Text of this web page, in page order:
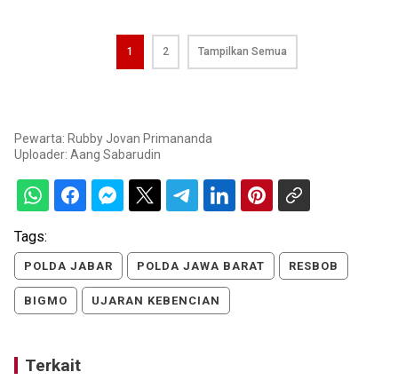
1 2 Tampilkan Semua
Pewarta: Rubby Jovan Primananda
Uploader: Aang Sabarudin
Tags:
POLDA JABAR POLDA JAWA BARAT RESBOB
BIGMO UJARAN KEBENCIAN
Terkait